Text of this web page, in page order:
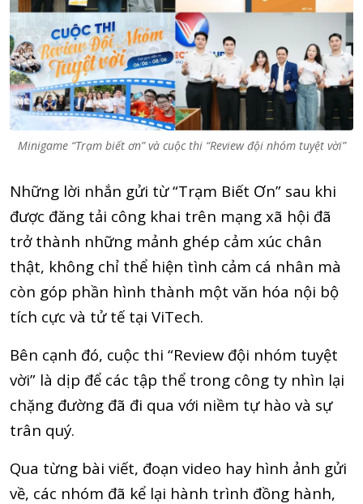
Minigame “Trạm biết ơn” và cuộc thi “Review đội nhóm tuyệt vời”
Những lời nhắn gửi từ “Trạm Biết Ơn” sau khi
được đăng tải công khai trên mạng xã hội đã
trở thành những mảnh ghép cảm xúc chân
thật, không chỉ thể hiện tình cảm cá nhân mà
còn góp phần hình thành một văn hóa nội bộ
tích cực và tử tế tại ViTech.
Bên cạnh đó, cuộc thi “Review đội nhóm tuyệt
vời” là dịp để các tập thể trong công ty nhìn lại
chặng đường đã đi qua với niềm tự hào và sự
trân quý.
Qua từng bài viết, đoạn video hay hình ảnh gửi
về, các nhóm đã kể lại hành trình đồng hành,